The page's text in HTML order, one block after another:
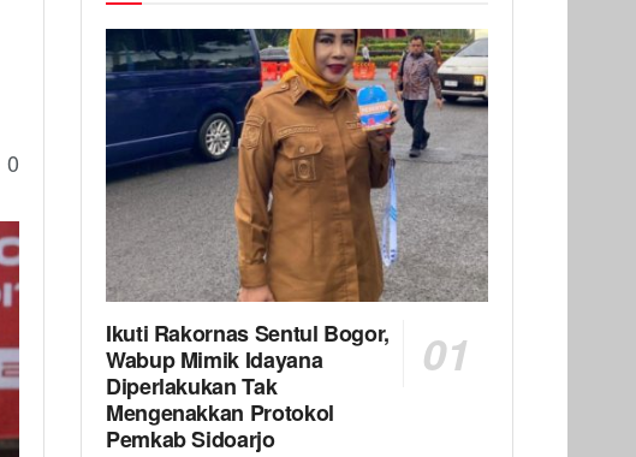
0
Ikuti Rakornas Sentul Bogor,
Wabup Mimik Idayana
Diperlakukan Tak
Mengenakkan Protokol
Pemkab Sidoarjo